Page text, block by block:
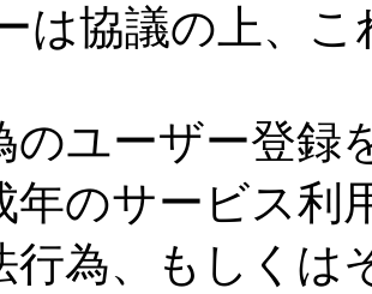
は協議の上、
ユーザー登録
のサービス利
為、もしくは